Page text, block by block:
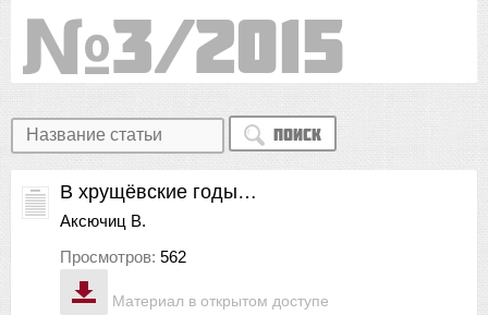
3/2015
Поиск
Материал в открытом доступе
В хрущёвские годы…
Аксючиц В.
Просмотров: 562